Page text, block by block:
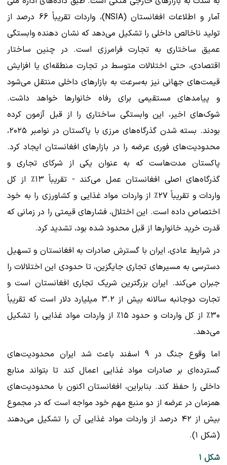
آمار و اطلاعات افغانستان (NSIA)، واردات تقریباً 66 درصد از
تولید ناخالص داخلی را تشکیل می‌دهد که نشان‌ دهنده وابستگی
عمیق ساختاری به تجارت فرامرزی است. در چنین ساختار
اقتصادی، حتی اختلالات متوسط در تجارت منطقه‌ای یا افزایش
قیمت‌های جهانی نیز به‌سرعت به بازارهای داخلی منتقل می‌شود
و پیامدهای مستقیمی برای رفاه خانوارها خواهد داشت.
شوک‌های اخیر، این وابستگی ساختاری را از قبل آزمون کرده
بودند. بسته شدن گذرگاه‌های مرزی با پاکستان در نوامبر ۲۰۲۵،
محدودیت‌های فوری عرضه را در بازارهای افغانستان ایجاد کرد.
پاکستان مدت‌هاست که به عنوان یکی از شرکای تجاری و
گذرگاه‌های اصلی افغانستان عمل می‌کند - تقریباً ۱۳٪ از کل
واردات و تقریباً ۲۷٪ از واردات مواد غذایی و کشاورزی را به خود
اختصاص داده است. این اختلال، فشارهای قیمتی را در زمانی که
قدرت خرید خانوارها از قبل محدود شده بود، تشدید کرد.
در شرایط عادی، ایران با گسترش صادرات به افغانستان و تسهیل
دسترسی به مسیرهای تجاری جایگزین، تا حدودی این اختلالات را
جبران می‌کند. ایران بزرگترین شریک تجاری افغانستان است و
تجارت دوجانبه سالانه بیش از ۳.۲ میلیارد دلار است که تقریباً
۳۰٪ از کل واردات و حدود ۱۵٪ از واردات مواد غذایی را تشکیل
می‌دهد.
اما وقوع جنگ در 9 اسفند باعث شد ایران محدودیت‌های
گسترده‌ای بر صادرات مواد غذایی اعمال کند تا بتواند منابع
داخلی را حفظ کند. بنابراین، افغانستان اکنون با محدودیت‌های
همزمان در عرضه از دو منبع مهم خود مواجه است که در مجموع
بیش از ۴۲ درصد از واردات مواد غذایی آن را تشکیل می‌دهند
(شکل ۱).
شکل ۱